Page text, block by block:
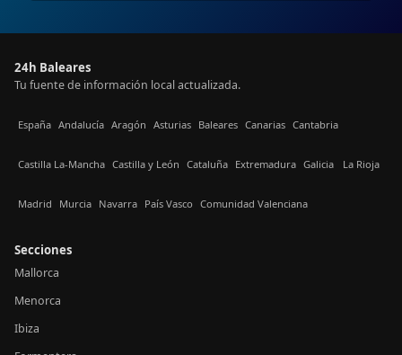
24h Baleares
Tu fuente de información local actualizada.
España Andalucía Aragón Asturias Baleares Canarias Cantabria
Castilla La-Mancha Castilla y León Cataluña Extremadura Galicia La Rioja
Madrid Murcia Navarra País Vasco Comunidad Valenciana
Secciones
Mallorca
Menorca
Ibiza